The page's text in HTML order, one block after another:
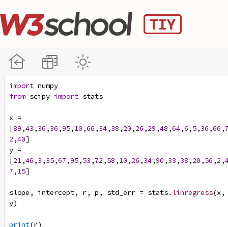
import numpy
from scipy import stats
x =
[89 ,43 ,36 ,36 ,95,10 ,66 ,34,38 ,20 ,26 ,29 ,48 ,64,6 ,5,36 ,66 ,
2 ,40]
y =
[21,46 ,3 ,35,67 ,95,53 ,72 ,58 ,10 ,26 ,34,90 ,33 ,38 ,20 ,56 ,2 ,
7 ,15]
slope , intercept, r, p , std_err = stats. linregress(x
y)
print(r)